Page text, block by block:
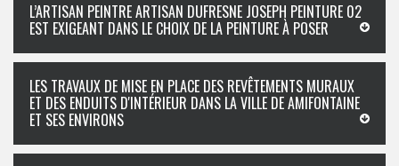
L’ARTISAN PEINTRE ARTISAN DUFRESNE JOSEPH PEINTURE 02
EST EXIGEANT DANS LE CHOIX DE LA PEINTURE À POSER
LES TRAVAUX DE MISE EN PLACE DES REVÊTEMENTS MURAUX
ET DES ENDUITS D'INTÉRIEUR DANS LA VILLE DE AMIFONTAINE
ET SES ENVIRONS